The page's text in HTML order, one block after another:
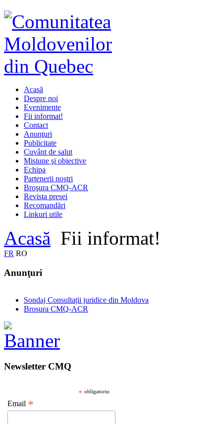
Acasă
Despre noi
Evenimente
Fii informat!
Contact
Anunţuri
Publicitate
Cuvânt de salut
Misiune şi obiective
Echipa
Partenerii noştri
Broşura CMQ-ACR
Revista presei
Recomandări
Linkuri utile
Acasă Fii informat!
FR RO
Anunţuri
Sondaj Consultații juridice din Moldova
Brosura CMQ-ACR
Newsletter CMQ
* obligatoriu
Email *